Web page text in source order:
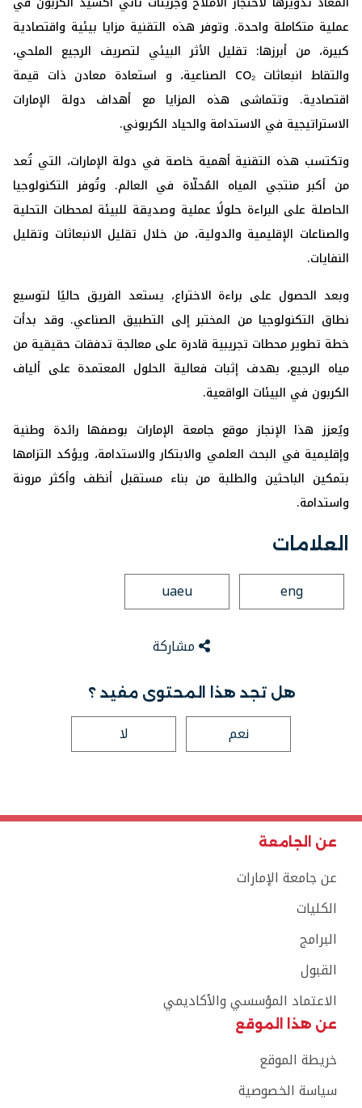
عملية متكاملة واحدة. وتوفر هذه التقنية مزايا بيئية واقتصادية
كبيرة، من أبرزها: تقليل الأثر البيئي لتصريف الرجيع الملحي،
والتقاط انبعاثات
CO₂ الصناعية، و استعادة معادن ذات قيمة
اقتصادية. وتتماشى هذه المزايا مع أهداف دولة الإمارات
الاستراتيجية في الاستدامة والحياد الكربوني.
وتكتسب هذه التقنية أهمية خاصة في دولة الإمارات، التي تُعد
من أكبر منتجي المياه المُحلّاة في العالم. وتُوفر التكنولوجيا
الحاصلة على البراءة حلولًا عملية وصديقة للبيئة لمحطات التحلية
والصناعات الإقليمية والدولية، من خلال تقليل الانبعاثات وتقليل
النفايات.
وبعد الحصول على براءة الاختراع، يستعد الفريق حاليًا لتوسيع
نطاق التكنولوجيا من المختبر إلى التطبيق الصناعي. وقد بدأت
خطة تطوير محطات تجريبية قادرة على معالجة تدفقات حقيقية من
مياه الرجيع، بهدف إثبات فعالية الحلول المعتمدة على ألياف
الكربون في البيئات الواقعية.
ويُعزز هذا الإنجاز موقع جامعة الإمارات بوصفها رائدة وطنية
وإقليمية في البحث العلمي والابتكار والاستدامة، ويؤكد التزامها
بتمكين الباحثين والطلبة من بناء مستقبل أنظف وأكثر مرونة
واستدامة.
العلامات
eng
uaeu
مشاركة
هل تجد هذا المحتوى مفيد ؟
نعم لا
عن الجامعة
عن جامعة الإمارات
الكليات
البرامج
القبول
الاعتماد المؤسسي والأكاديمي
عن هذا الموقع
خريطة الموقع
سياسة الخصوصية